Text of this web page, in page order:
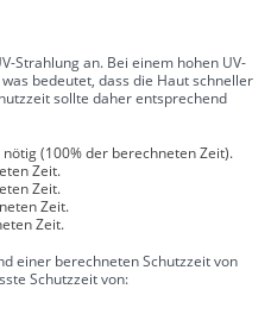
Strahlung an. Bei einem hohen UV-
bedeutet, dass die Haut schneller
sollte daher entsprechend
(100% der berechneten Zeit).
Zeit.
Zeit.
Zeit.
Zeit.
einer berechneten Schutzzeit von
Schutzzeit von: